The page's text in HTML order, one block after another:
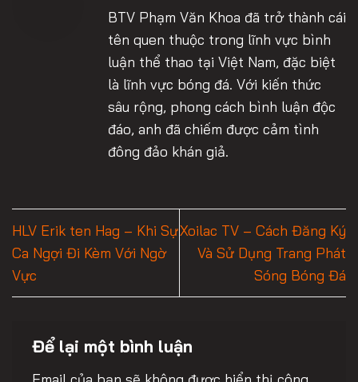
BTV Phạm Văn Khoa đã trở thành cái
tên quen thuộc trong lĩnh vực bình
luận thể thao tại Việt Nam, đặc biệt
là lĩnh vực bóng đá. Với kiến thức
sâu rộng, phong cách bình luận độc
đáo, anh đã chiếm được cảm tình
đông đảo khán giả.
HLV Erik ten Hag – Khi Sự
Ca Ngợi Đi Kèm Với Ngờ
Vực
Xoilac TV – Cách Đăng Ký
Và Sử Dụng Trang Phát
Sóng Bóng Đá
Để lại một bình luận